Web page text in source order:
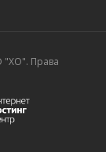
Права